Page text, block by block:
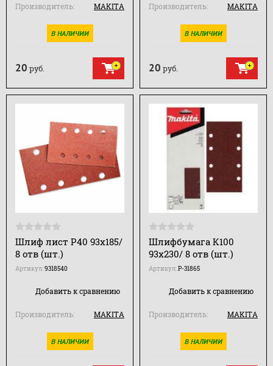
Производитель: MAKITA
В НАЛИЧИИ
20 руб.
Производитель: MAKITA
В НАЛИЧИИ
20 руб.
Шлиф лист Р40 93х185/
8 отв (шт.)
Артикул:9318540
Добавить к сравнению
Производитель: MAKITA
В НАЛИЧИИ
Шлифбумага К100
93х230/ 8 отв (шт.)
Артикул:P-31865
Добавить к сравнению
Производитель: MAKITA
В НАЛИЧИИ